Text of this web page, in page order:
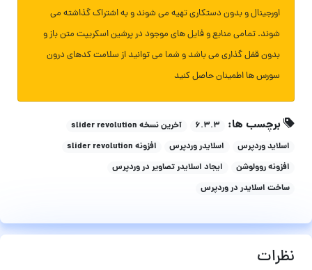
اورجینال و بدون دستکاری تهیه می شوند و به اشتراک گذاشته می
شوند. تمامی منابع و فایل های موجود در پرشین اسکریپت متن باز و
بدون قفل گذاری می باشد و شما می توانید از سلامت کدهای درون
سورس ها اطمینان حاصل کنید
برچسب ها: ۶.۳.۳
آخرین نسخه slider revolution
اسلاید وردپرس
اسلایدر وردپرس
افزونه slider revolution
افزونه روولوشن
ایجاد اسلایدر تصاویر در وردپرس
ساخت اسلایدر در وردپرس
نظرات